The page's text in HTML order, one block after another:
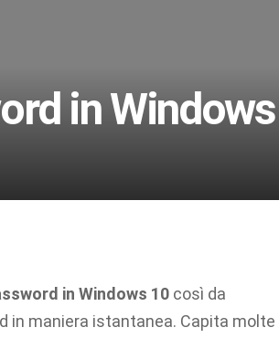
in Windows
in Windows 10 così da
in maniera istantanea. Capita molte